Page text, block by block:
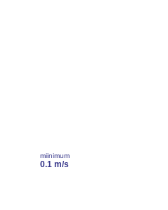
miinimum
0.1 m/s